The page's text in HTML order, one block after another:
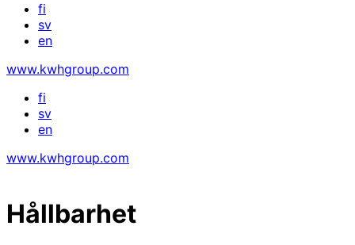
fi
sv
en
www.kwhgroup.com
fi
sv
en
www.kwhgroup.com
Hållbarhet